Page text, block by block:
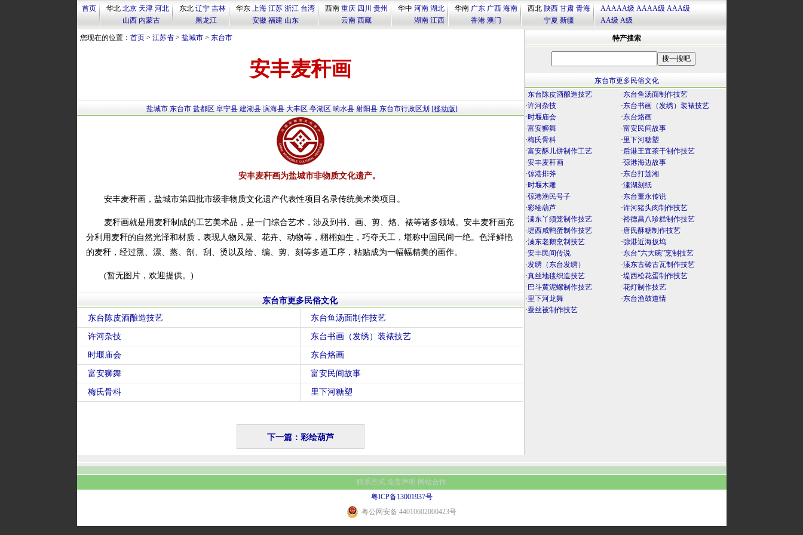
首页 华北 北京 天津 河北
山西 内蒙古
东北 辽宁 吉林
黑龙江
华东 上海 江苏 浙江 台湾
安徽 福建 山东
西南 重庆 四川 贵州
云南 西藏
华中 河南 湖北
湖南 江西
华南 广东 广西 海南
香港 澳门
西北 陕西 甘肃 青海
宁夏 新疆
AAAAA级 AAAA级 AAA级
AA级 A级
您现在的位置： 首页> 江苏省> 盐城市> 东台市
安丰麦秆画
盐城市 东台市 盐都区 阜宁县 建湖县 滨海县 大丰区 亭湖区 响水县 射阳县 东台市行政区划 [移动版]
安丰麦秆画为盐城市非物质文化遗产。
安丰麦秆画，盐城市第四批市级非物质文化遗产代表性项目名录传统美术类项目。
麦秆画就是用麦秆制成的工艺美术品，是一门综合艺术，涉及到书、画、剪、烙、裱等诸多领域。安丰麦秆画充
分利用麦秆的自然光泽和材质，表现人物风景、花卉、动物等，栩栩如生，巧夺天工，堪称中国民间一绝。色泽鲜艳
的麦秆，经过熏、漂、蒸、剖、刮、烫以及绘、编、剪、刻等多道工序，粘贴成为一幅幅精美的画作。
(暂无图片，欢迎提供。)
东台市更多民俗文化
东台陈皮酒酿造技艺
东台鱼汤面制作技艺
许河杂技 东台书画（发绣）装裱技艺
时堰庙会 东台烙画
富安狮舞 富安民间故事
梅氏骨科 里下河糖塑
下一篇：彩绘葫芦
特产搜索
东台市更多民俗文化
·东台陈皮酒酿造技艺 ·东台鱼汤面制作技艺
·许河杂技 ·东台书画（发绣）装裱技艺
·时堰庙会 ·东台烙画
·富安狮舞 ·富安民间故事
·梅氏骨科 ·里下河糖塑
·富安酥儿饼制作工艺 ·后港王宜茶干制作技艺
·安丰麦秆画 ·弶港海边故事
·弶港排斧 ·东台打莲湘
·时堰木雕 ·溱湖刻纸
·弶港渔民号子 ·东台董永传说
·彩绘葫芦 ·许河猪头肉制作技艺
·溱东丫须笼制作技艺 ·裕德昌八珍糕制作技艺
·堤西咸鸭蛋制作技艺 ·唐氏酥糖制作技艺
·溱东老鹅烹制技艺 ·弶港近海扳坞
·安丰民间传说 ·东台“六大碗”烹制技艺
·发绣（东台发绣） ·溱东古砖古瓦制作技艺
·真丝地毯织造技艺 ·堤西松花蛋制作技艺
· 巴斗黄泥螺制作技艺 ·花灯制作技艺
·里下河龙舞 ·东台渔鼓道情
·蚕丝被制作技艺
联系方式 免责声明 网站合作
粤ICP备13001937号
粤公网安备 44010602000423号